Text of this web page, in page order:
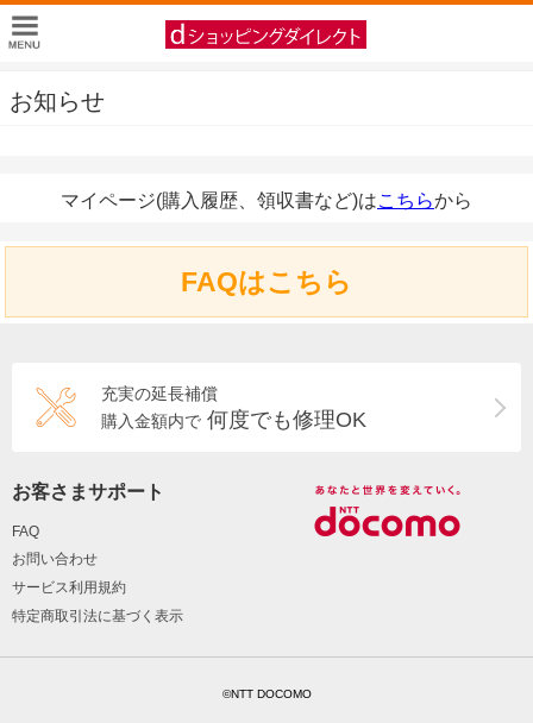
お知らせ
マイページ(購入履歴、領収書など)はこちらから
FAQはこちら
充実の延長補償
購入金額内で 何度でも修理OK
お客さまサポート
FAQ
お問い合わせ
サービス利用規約
特定商取引法に基づく表示
©NTT DOCOMO